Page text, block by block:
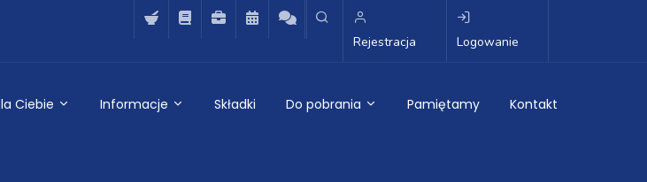
Rejestracja Logowanie
Ciebie Informacje Składki Do pobrania Pamiętamy Kontakt